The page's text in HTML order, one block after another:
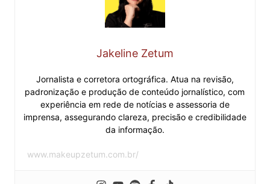
Jakeline Zetum
Jornalista e corretora ortográfica. Atua na revisão,
padronização e produção de conteúdo jornalístico, com
experiência em rede de notícias e assessoria de
imprensa, assegurando clareza, precisão e credibilidade
da informação.
www.makeupzetum.com.br/